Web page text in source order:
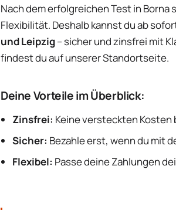
Nach dem erfolgreichen Test in
Flexibilität. Deshalb kannst du ab
und Leipzig– sicher und zinsfrei mit
findest du auf unserer Standortseite.
Deine Vorteile im Überblick:
Zinsfrei: Keine versteckten Kosten
Sicher: Bezahle erst, wenn du mit
Flexibel: Passe deine Zahlungen